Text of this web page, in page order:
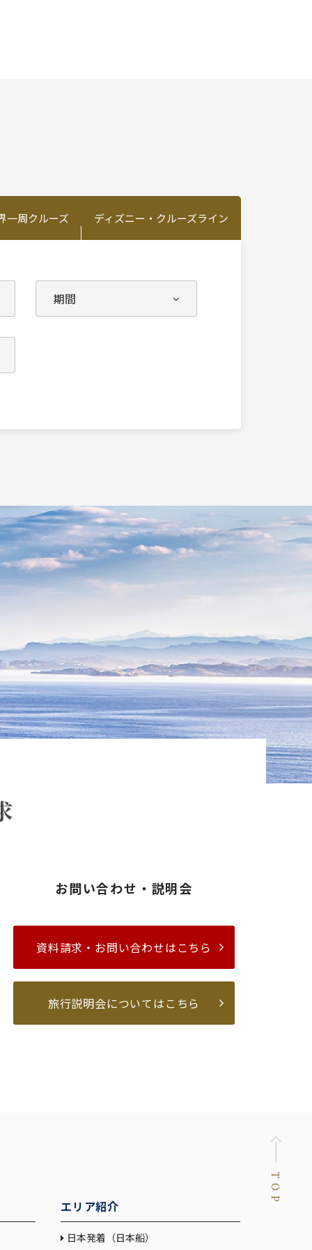
一周クルーズ ディズニー・クルーズライン
お問い合わせ・説明会
資料請求・お問い合わせはこちら
旅行説明会についてはこちら
TOP
エリア紹介
日本発着（日本船）